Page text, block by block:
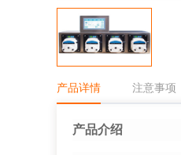
产品详情 注意事项
产品介绍